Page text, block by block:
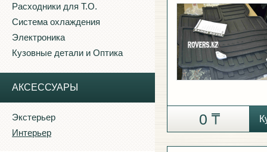
Расходники для Т.О.
Система охлаждения
Электроника
Кузовные детали и Оптика
АКСЕССУАРЫ
Экстерьер
Интерьер
0